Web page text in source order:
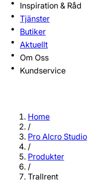
Inspiration & Råd
Tjänster
Butiker
Aktuellt
Om Oss
Kundservice
Home
/
Pro Alcro Studio
/
Produkter
/
Trallrent